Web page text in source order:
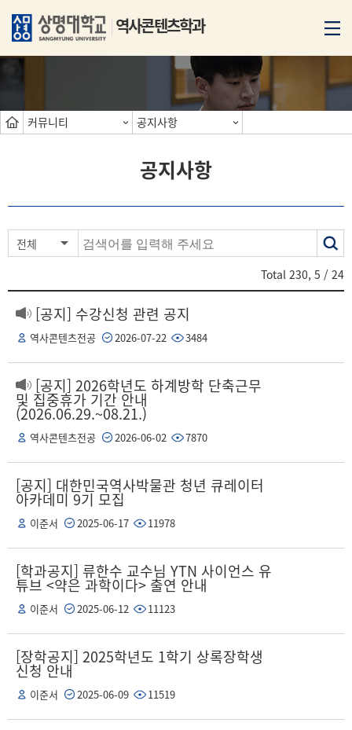
역사콘텐츠학과
커뮤니티 공지사항
공지사항
전체
Total 230, 5 / 24
[공지] 수강신청 관련 공지
역사콘텐츠전공 2026-07-22 3484
[공지] 2026학년도 하계방학 단축근무
및 집중휴가 기간 안내
(2026.06.29.~08.21.)
역사콘텐츠전공 2026-06-02 7870
[공지] 대한민국역사박물관 청년 큐레이터
아카데미 9기 모집
이준서 2025-06-17 11978
[학과공지] 류한수 교수님 YTN 사이언스 유
튜브 <약은 과학이다> 출연 안내
이준서 2025-06-12 11123
[장학공지] 2025학년도 1학기 상록장학생
신청 안내
이준서 2025-06-09 11519